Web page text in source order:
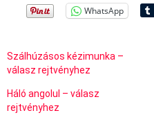
WhatsApp
Szálhúzásos kézimunka –
válasz rejtvényhez
Háló angolul – válasz
rejtvényhez